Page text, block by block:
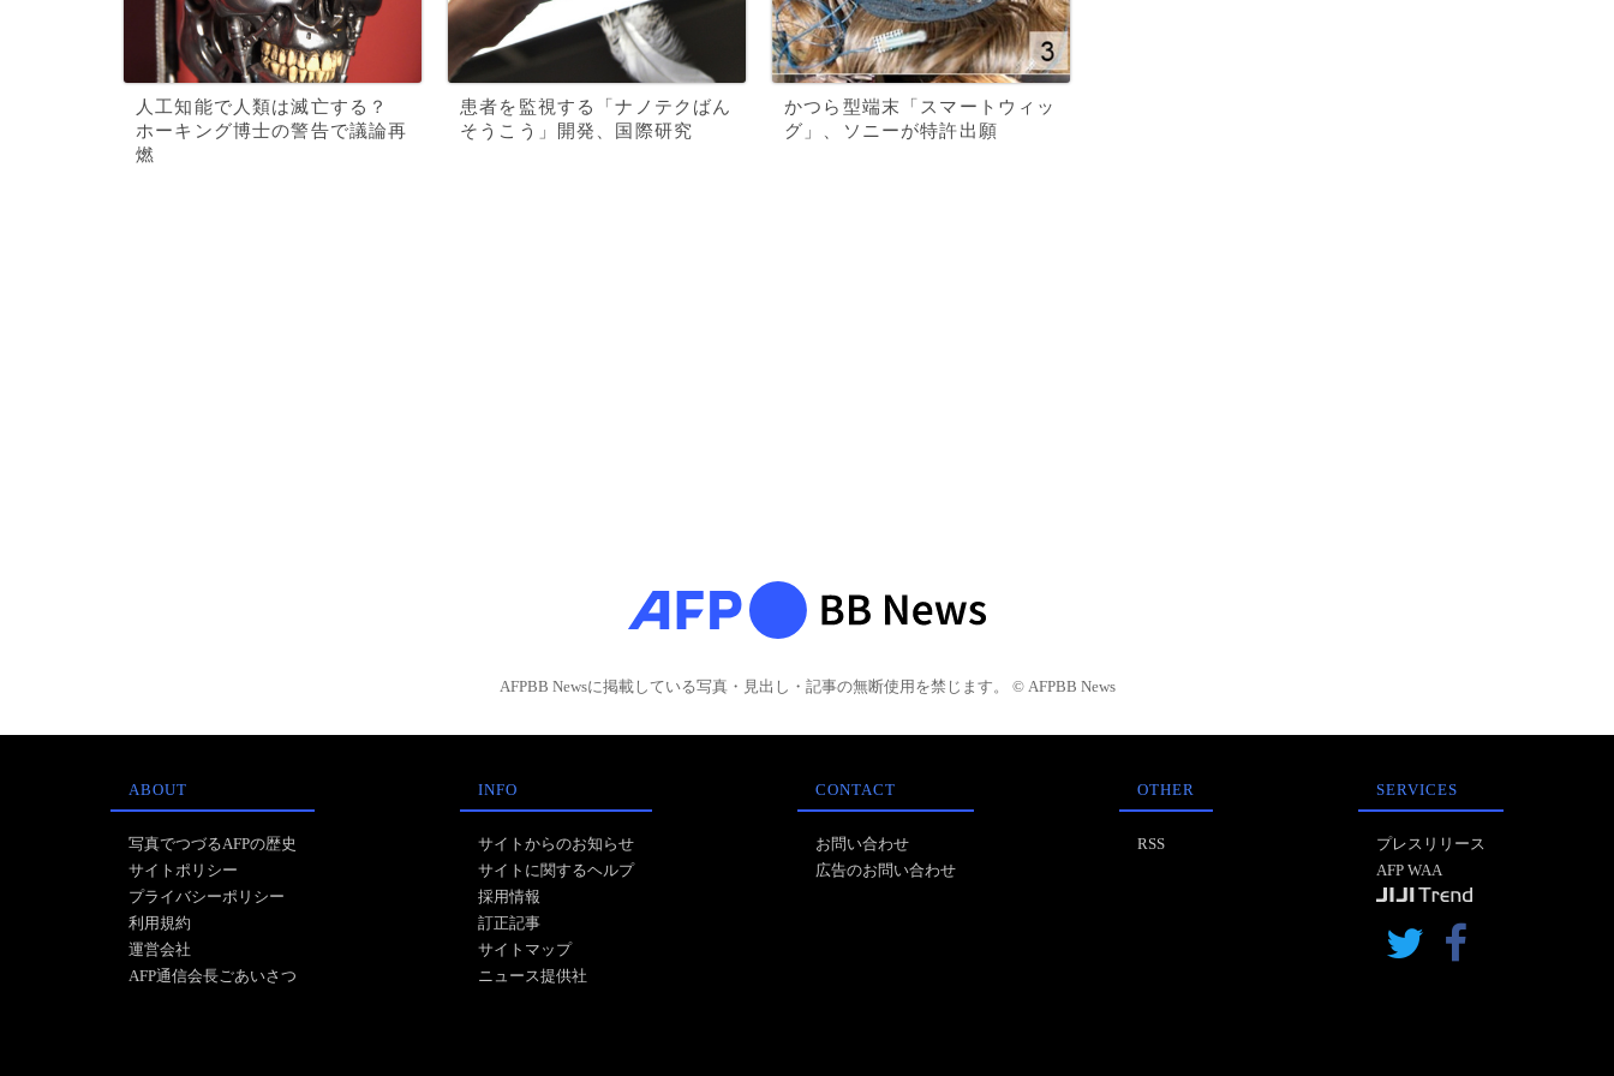
人工知能で人類は滅亡する？
ホーキング博士の警告で議論再
燃
患者を監視する「ナノテクばん
そうこう」開発、国際研究
かつら型端末「スマートウィッ
グ」、ソニーが特許出願
AFPBB Newsに掲載している写真・見出し・記事の無断使用を禁じます。 © AFPBB News
ABOUT
写真でつづるAFPの歴史
サイトポリシー
プライバシーポリシー
利用規約
運営会社
AFP通信会長ごあいさつ
INFO
サイトからのお知らせ
サイトに関するヘルプ
採用情報
訂正記事
サイトマップ
ニュース提供社
CONTACT
お問い合わせ
広告のお問い合わせ
OTHER
RSS
SERVICES
プレスリリース
AFP WAA